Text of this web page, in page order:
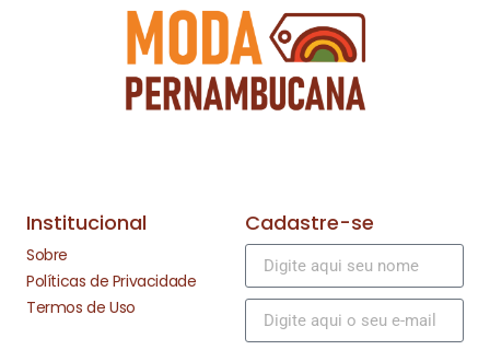
Institucional
Sobre
Políticas de Privacidade
Termos de Uso
Cadastre-se